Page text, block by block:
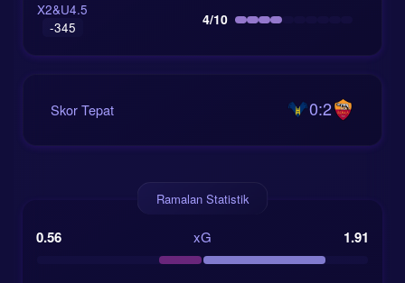
X2&U4.5
-345
4/10
Skor Tepat 0:2
Ramalan Statistik
0.56 xG 1.91